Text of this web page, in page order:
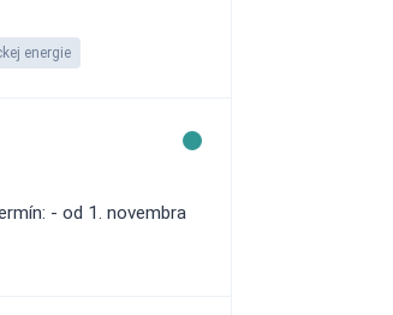
energie
- od 1. novembra